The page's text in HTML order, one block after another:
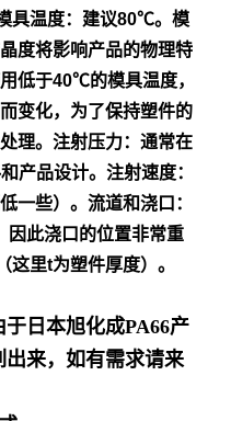
具温度：建议80℃。模
度将影响产品的物理特
低于40℃的模具温度，
变化，为了保持塑件的
理。 注射压力：通常在
产品设计。 注射速度：
一些）。流道和浇口：
因此浇口的位置非常重
这里t为塑件厚度）。
日本旭化成PA66产
来，如有需求请来